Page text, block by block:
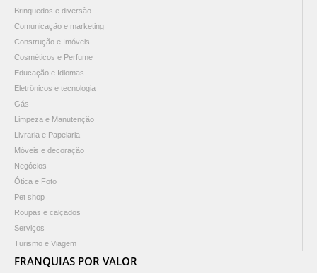
Brinquedos e diversão
Comunicação e marketing
Construção e Imóveis
Cosméticos e Perfume
Educação e Idiomas
Eletrônicos e tecnologia
Gás
Limpeza e Manutenção
Livraria e Papelaria
Móveis e decoração
Negócios
Ótica e Foto
Pet shop
Roupas e calçados
Serviços
Turismo e Viagem
FRANQUIAS POR VALOR